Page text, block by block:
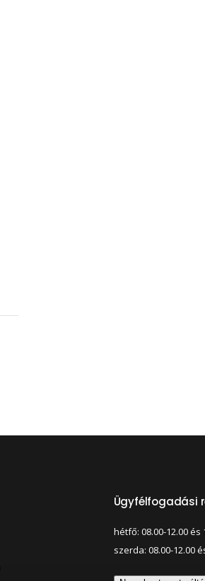
Ügyfélfogadási
hétfő: 08.00-12.00 és
szerda: 08.00-12.00